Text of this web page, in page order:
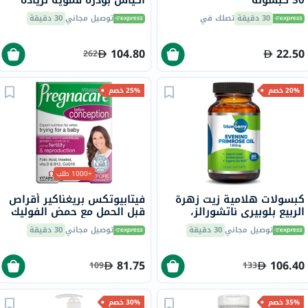
30 دقيقة تصلك في
22.50
الخصوبة للنساء، حزمة من 30
توصيل مجاني30 دقيقة
104.80
262
20% خصم
كبسولات هلامية زيت زهرة
الربيع بلوبيري ناتشورالز،
1300 ملجم، 60 كبسولة توصيل مجاني30 دقيقة
106.40
133
25% خصم
+1000 طلب
فيتابيوتكس بريغناكير أقراص
قبل الحمل مع حمض الفوليك
لتحسين الخصوبة والتكاثر
حزمة من 30توصيل مجاني30 دقيقة
81.75
109
35% خصم 30% خصم